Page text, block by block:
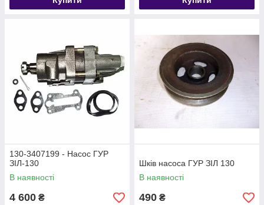
130-3407199 - Насос ГУР
ЗІЛ-130
В наявності
4 600 ₴
Шків насоса ГУР ЗІЛ 130
В наявності
490 ₴